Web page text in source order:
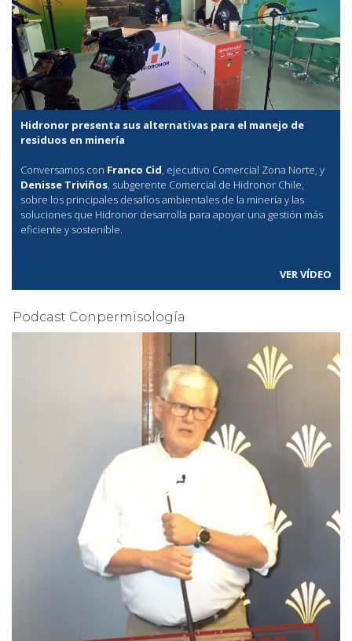
Hidronor presenta sus alternativas para el manejo de
residuos en minería
Conversamos con Franco Cid, ejecutivo Comercial Zona Norte, y
Denisse Triviños, subgerente Comercial de Hidronor Chile,
sobre los principales desafíos ambientales de la minería y las
soluciones que Hidronor desarrolla para apoyar una gestión más
eficiente y sostenible.
VER VÍDEO
Podcast Conpermisología